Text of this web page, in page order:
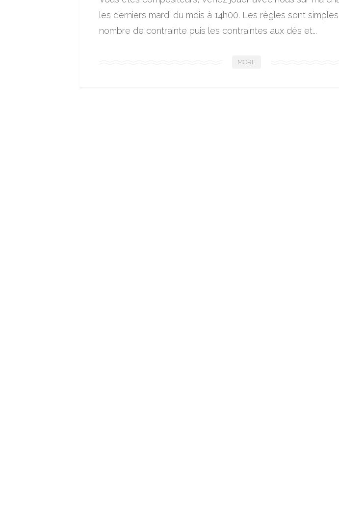
les derniers mardi du mois à 14h00. Les règles sont
nombre de contrainte puis les contraintes aux dés et...
MORE